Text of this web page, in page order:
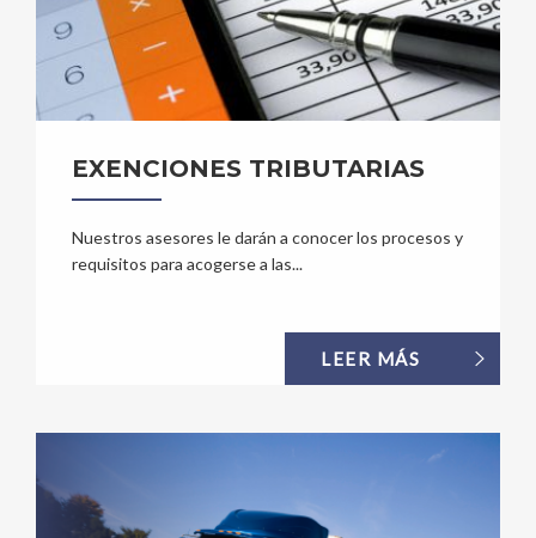
EXENCIONES TRIBUTARIAS
Nuestros asesores le darán a conocer los procesos y
requisitos para acogerse a las...
LEER MÁS